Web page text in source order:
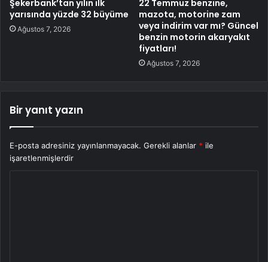
Şekerbank’tan yılın ilk
yarısında yüzde 32 büyüme
Ağustos 7, 2026
22 Temmuz benzine,
mazota, motorine zam
veya indirim var mı? Güncel
benzin motorin akaryakıt
fiyatları!
Ağustos 7, 2026
Bir yanıt yazın
E-posta adresiniz yayınlanmayacak. Gerekli alanlar * ile
işaretlenmişlerdir